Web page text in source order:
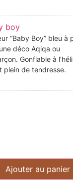
boy
“Baby Boy” bleu à
déco Aqiqa ou
Gonflable à
plein de tendresse.
Ajouter au panier